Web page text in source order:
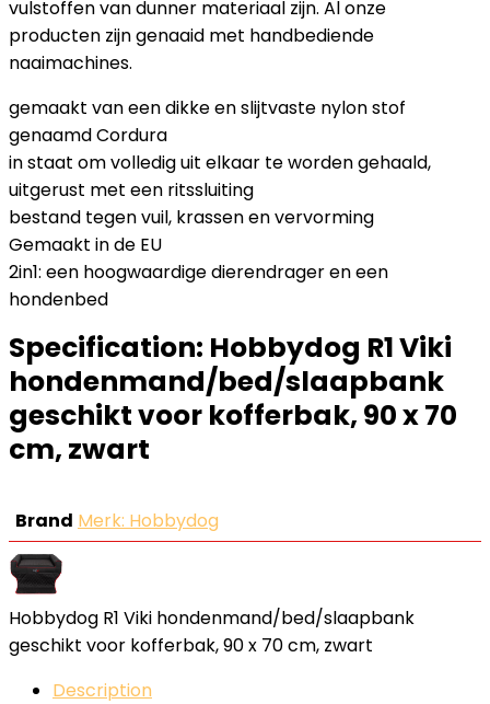
vulstoffen van dunner materiaal zijn. Al onze
producten zijn genaaid met handbediende
naaimachines.
gemaakt van een dikke en slijtvaste nylon stof
genaamd Cordura
in staat om volledig uit elkaar te worden gehaald,
uitgerust met een ritssluiting
bestand tegen vuil, krassen en vervorming
Gemaakt in de EU
2in1: een hoogwaardige dierendrager en een
hondenbed
Specification: Hobbydog R1 Viki
hondenmand/bed/slaapbank
geschikt voor kofferbak, 90 x 70
cm, zwart
Brand Merk: Hobbydog
Hobbydog R1 Viki hondenmand/bed/slaapbank
geschikt voor kofferbak, 90 x 70 cm, zwart
Description